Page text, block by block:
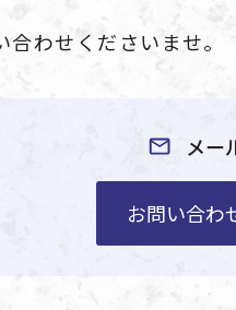
わせくださいませ。
メー
お問い合わ